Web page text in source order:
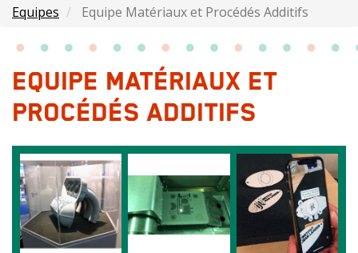
Equipes Equipe Matériaux et Procédés Additifs
EQUIPE MATÉRIAUX ET
PROCÉDÉS ADDITIFS
Images
intro
Image